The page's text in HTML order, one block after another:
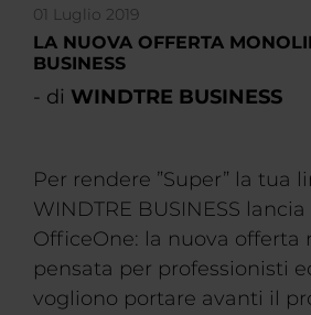
01 Luglio 2019
LA NUOVA OFFERTA
BUSINESS
- di WINDTRE BUSINESS
Per rendere ”Super” la tua
WINDTRE BUSINESS
OfficeOne: la nuova offerta
pensata per professionisti
vogliono portare avanti il